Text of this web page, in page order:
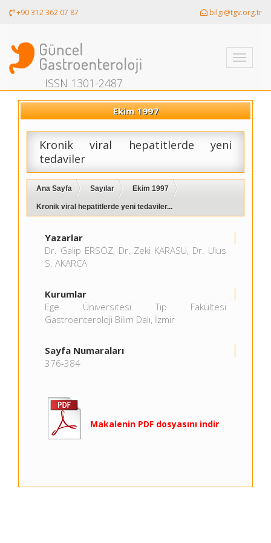
+90 312 362 07 87 bilgi@tgv.org.tr
Toggle
ISSN 1301-2487
Ekim 1997
Kronik viral hepatitlerde yeni
tedaviler
Ana Sayfa Sayılar Ekim 1997
Kronik viral hepatitlerde yeni tedaviler...
Yazarlar
Dr. Galip ERSÖZ, Dr. Zeki KARASU, Dr. Ulus
S. AKARCA
Kurumlar
Ege Üniversitesi Tıp Fakültesi
Gastroenteroloji Bilim Dalı, İzmir
Sayfa Numaraları
376-384
Makalenin PDF dosyasını indir